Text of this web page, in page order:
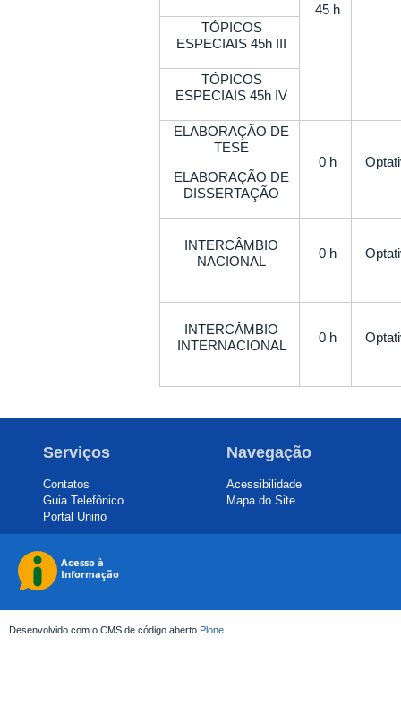
45 h
TÓPICOS
ESPECIAIS 45h III
TÓPICOS
ESPECIAIS 45h IV
ELABORAÇÃO DE
TESE
ELABORAÇÃO DE
DISSERTAÇÃO
0 h
INTERCÂMBIO
NACIONAL
0 h
INTERCÂMBIO
INTERNACIONAL
0 h
Serviços
Contatos
Guia Telefônico
Portal Unirio
Navegação
Acessibilidade
Mapa do Site
Desenvolvido com o CMS de código aberto Plone